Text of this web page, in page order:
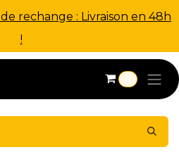
rechange : Livraison en 48h
!
0